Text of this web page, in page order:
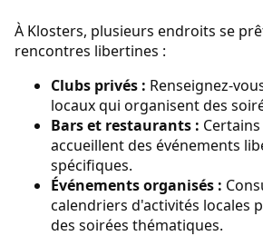
À Klosters, plusieurs endroits se
rencontres libertines :
Clubs privés : Renseignez-
locaux qui organisent des
Bars et restaurants :
accueillent des événements
spécifiques.
Événements organisés :
calendriers d'activités locales
des soirées thématiques.